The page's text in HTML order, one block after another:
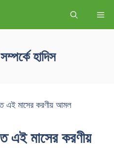
হাদিস
এই মাসের করণীয়